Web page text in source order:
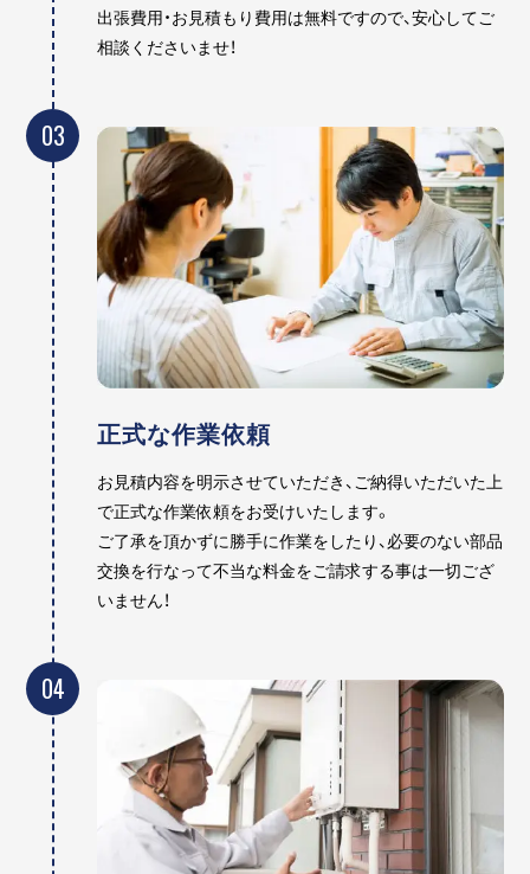
出張費用・お見積もり費用は無料ですので、安心してご
相談くださいませ！
03
正式な作業依頼
お見積内容を明示させていただき、ご納得いただいた上
で正式な作業依頼をお受けいたします。
ご了承を頂かずに勝手に作業をしたり、必要のない部品
交換を行なって不当な料金をご請求する事は一切ござ
いません！
04